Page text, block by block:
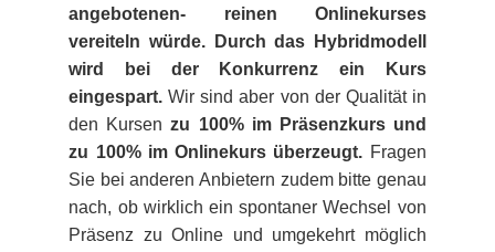
angebotenen- reinen Onlinekurses
vereiteln würde. Durch das Hybridmodell
wird bei der Konkurrenz ein Kurs
eingespart.Wir sind aber von der Qualität in
den Kursenzu 100% im Präsenzkurs und
zu 100% im Onlinekurs überzeugt. Fragen
Sie bei anderen Anbietern zudem bitte genau
nach, ob wirklich ein spontaner Wechsel von
Präsenz zu Online und umgekehrt möglich